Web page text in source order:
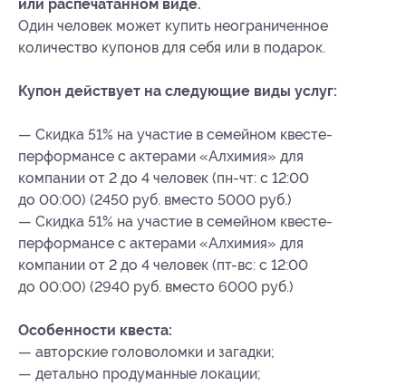
или распечатанном виде.
Один человек может купить неограниченное
количество купонов для себя или в подарок.
Купон действует на следующие виды услуг:
— Скидка 51% на участие в семейном квесте-
перформансе с актерами «Алхимия» для
компании от 2 до 4 человек (пн-чт: с 12:00
до 00:00) (2450 руб. вместо 5000 руб.)
— Скидка 51% на участие в семейном квесте-
перформансе с актерами «Алхимия» для
компании от 2 до 4 человек (пт-вс: с 12:00
до 00:00) (2940 руб. вместо 6000 руб.)
Особенности квеста:
— авторские головоломки и загадки;
— детально продуманные локации;